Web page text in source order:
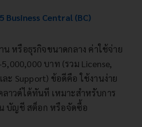
Business Central (BC)
น หรือธุรกิจขนาดกลาง ค่าใช้จ่าย
บาท (รวม License,
ะ Support) ข้อดีคือ ใช้งานง่าย
าวด์ได้ทันที เหมาะสำหรับการ
บัญชี สต็อก หรือจัดซื้อ